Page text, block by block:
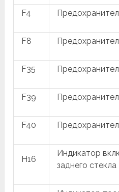
F4
F8
F35
F39
F40
H16
Индикатор
заднего стекла